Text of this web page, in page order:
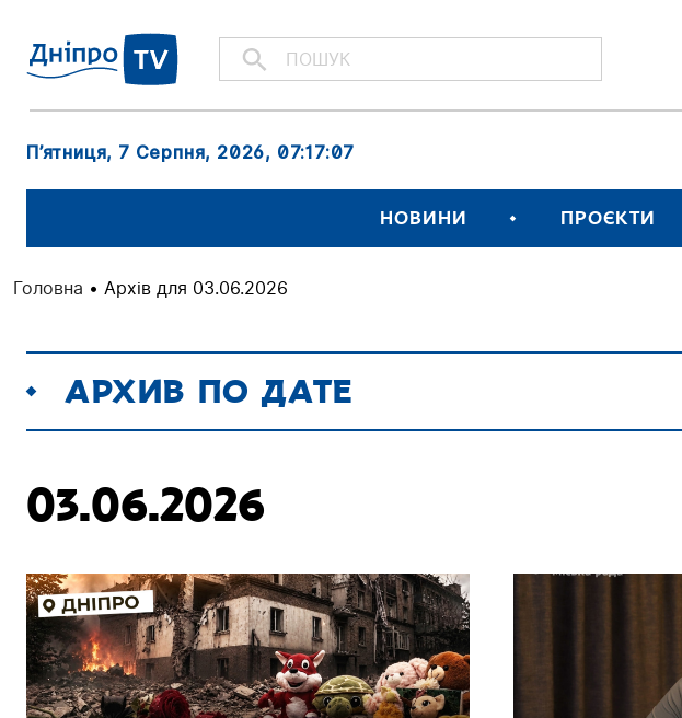
П’ятниця, 7 Серпня, 2026, 07:17:08
НОВИНИ ПРОЄКТИ
Головна • Архів для 03.06.2026
АРХИВ ПО ДАТЕ
03.06.2026